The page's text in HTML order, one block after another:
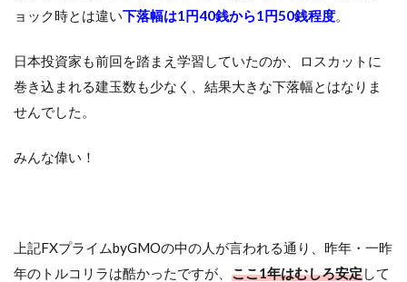
ョック時とは違い下落幅は1円40銭から1円50銭程度
日本投資家も前回を踏まえ学習していたのか、ロスカットに
巻き込まれる建玉数も少なく、結果大きな下落幅とはなりま
せんでした。
みんな偉い！
上記FXプライムbyGMOの中の人が言われる通り、昨年・一昨
年のトルコリラは酷かったですが、 ここ1年はむしろ安定して